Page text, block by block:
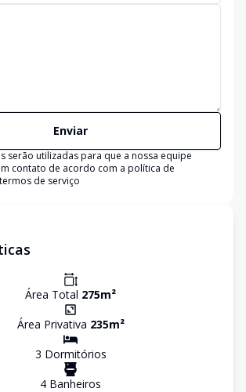
Enviar
serão utilizadas para que a nossa equipe
contato de acordo com a política de
de serviço
Área Total 275m²
Área Privativa 235m²
3 Dormitórios
4 Banheiros